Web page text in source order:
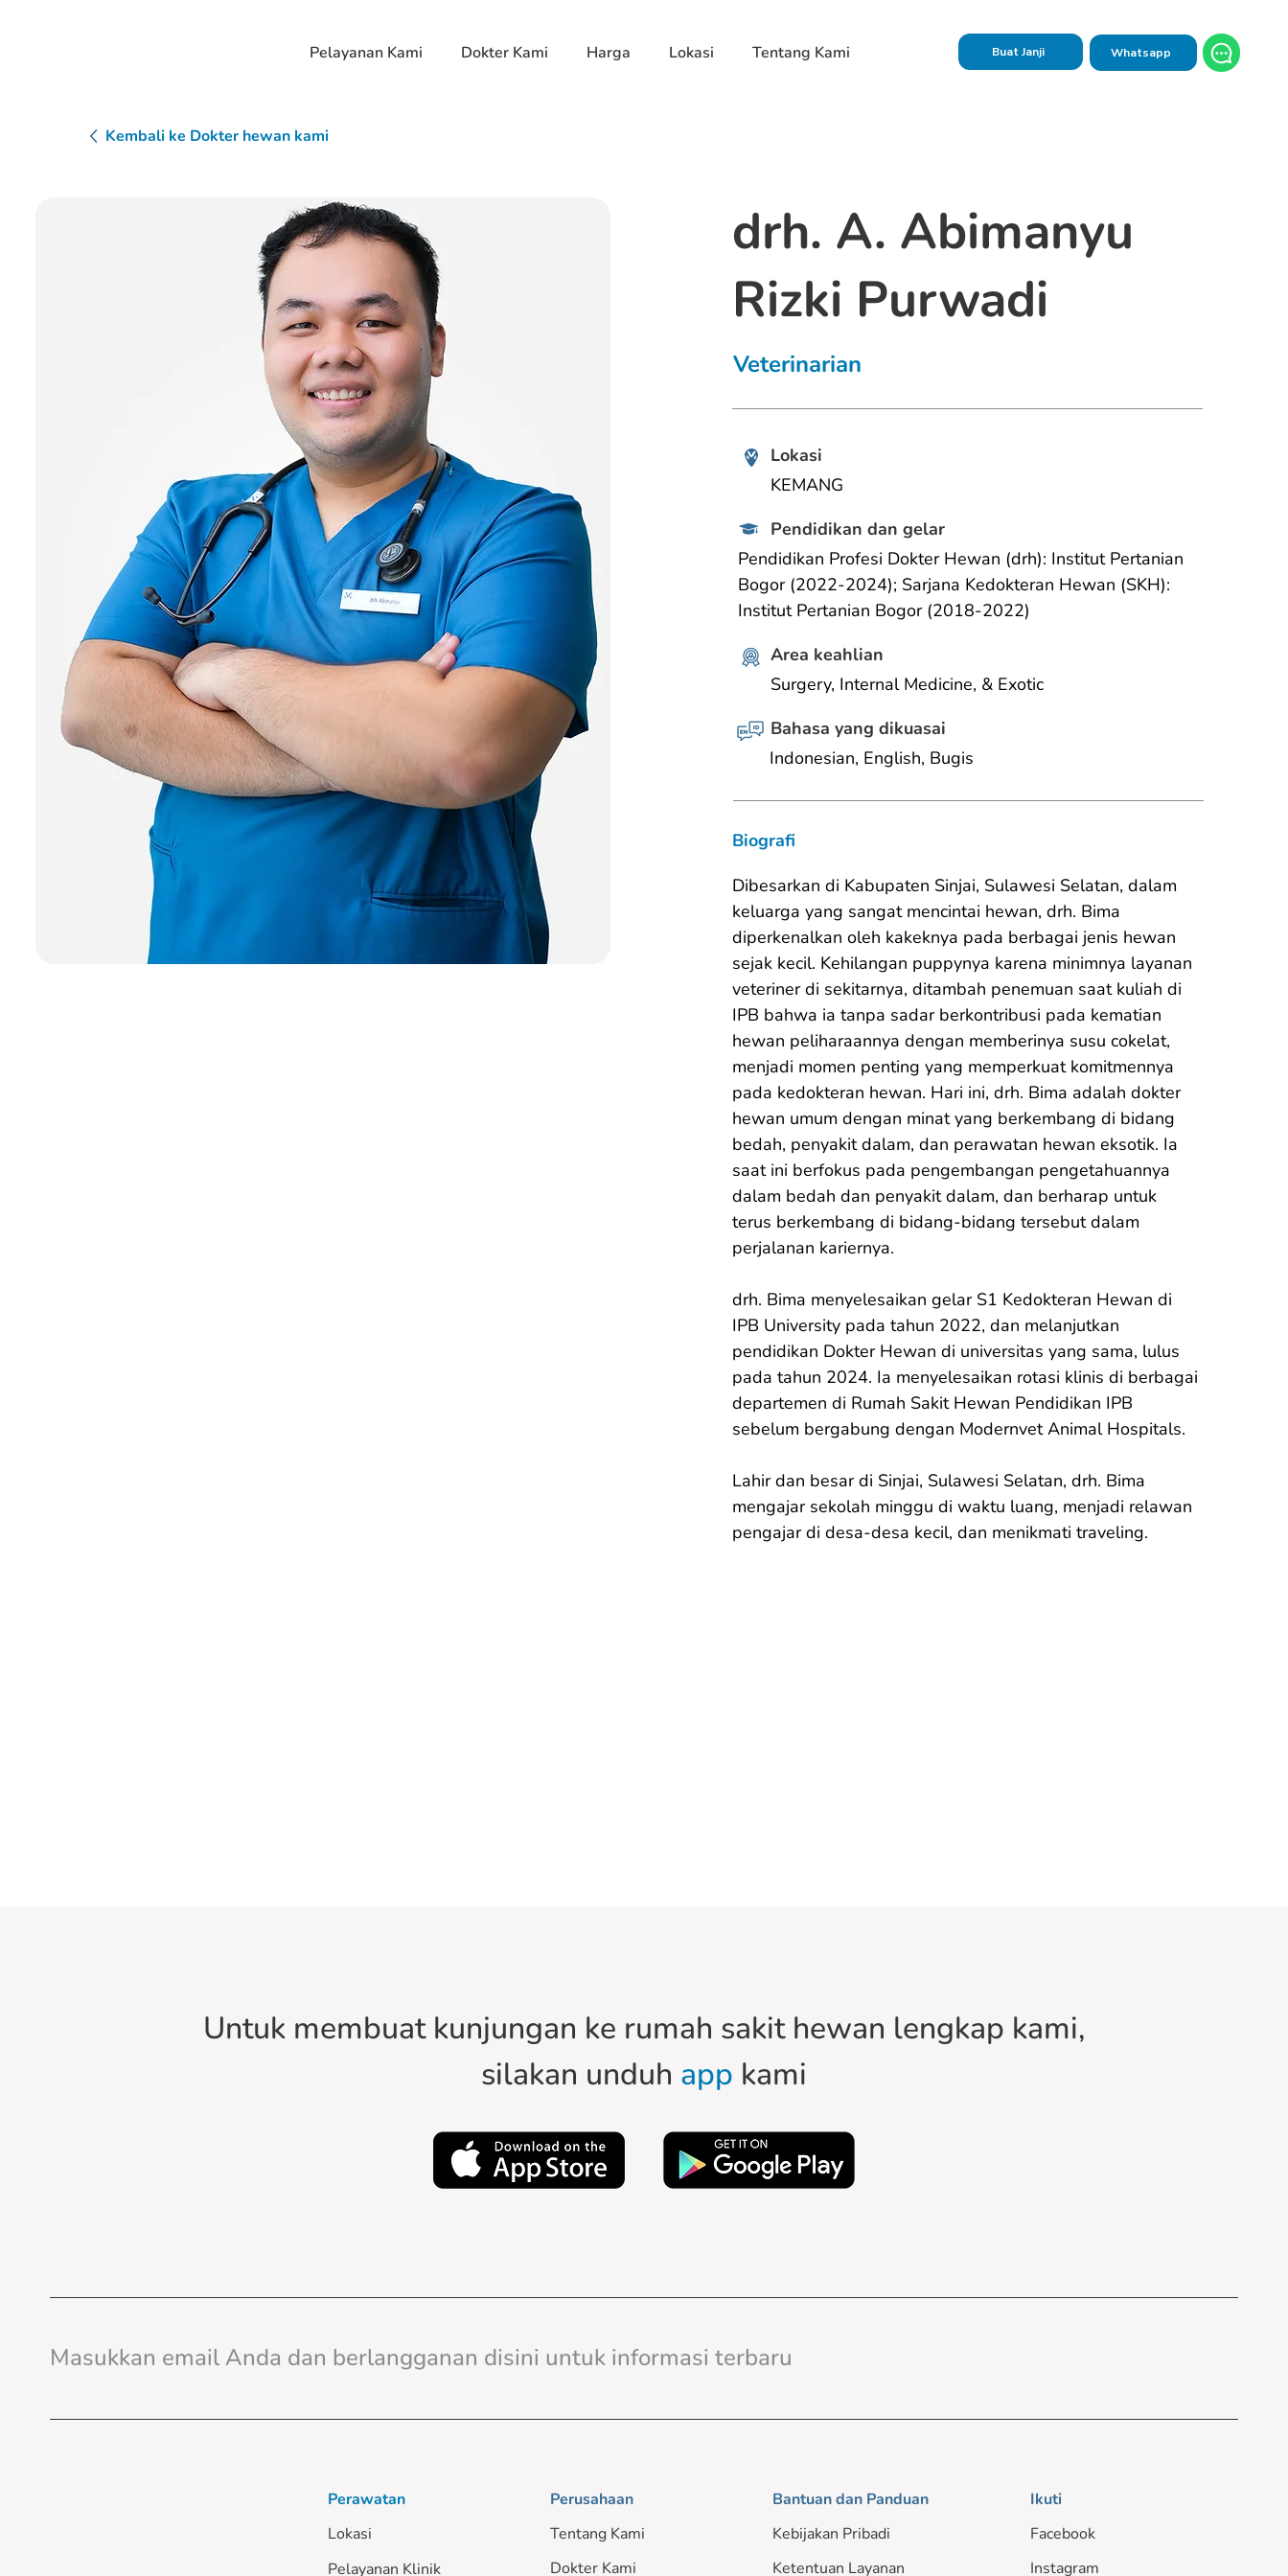
Pelayanan Kami Dokter Kami Harga Lokasi Tentang Kami Buat Janji Whatsapp
Kembali ke Dokter hewan kami
drh. A. Abimanyu
Rizki Purwadi
Veterinarian
Lokasi
KEMANG
Pendidikan dan gelar
Pendidikan Profesi Dokter Hewan (drh): Institut Pertanian
Bogor (2022-2024); Sarjana Kedokteran Hewan (SKH):
Institut Pertanian Bogor (2018-2022)
Area keahlian
Surgery, Internal Medicine, & Exotic
Bahasa yang dikuasai
Indonesian, English, Bugis
Biografi
Dibesarkan di Kabupaten Sinjai, Sulawesi Selatan, dalam
keluarga yang sangat mencintai hewan, drh. Bima
diperkenalkan oleh kakeknya pada berbagai jenis hewan
sejak kecil. Kehilangan puppynya karena minimnya layanan
veteriner di sekitarnya, ditambah penemuan saat kuliah di
IPB bahwa ia tanpa sadar berkontribusi pada kematian
hewan peliharaannya dengan memberinya susu cokelat,
menjadi momen penting yang memperkuat komitmennya
pada kedokteran hewan. Hari ini, drh. Bima adalah dokter
hewan umum dengan minat yang berkembang di bidang
bedah, penyakit dalam, dan perawatan hewan eksotik. Ia
saat ini berfokus pada pengembangan pengetahuannya
dalam bedah dan penyakit dalam, dan berharap untuk
terus berkembang di bidang-bidang tersebut dalam
perjalanan kariernya.
drh. Bima menyelesaikan gelar S1 Kedokteran Hewan di
IPB University pada tahun 2022, dan melanjutkan
pendidikan Dokter Hewan di universitas yang sama, lulus
pada tahun 2024. Ia menyelesaikan rotasi klinis di berbagai
departemen di Rumah Sakit Hewan Pendidikan IPB
sebelum bergabung dengan Modernvet Animal Hospitals.
Lahir dan besar di Sinjai, Sulawesi Selatan, drh. Bima
mengajar sekolah minggu di waktu luang, menjadi relawan
pengajar di desa-desa kecil, dan menikmati traveling.
Untuk membuat kunjungan ke rumah sakit hewan lengkap kami,
silakan unduh app kami
Perawatan
Lokasi
Pelayanan Klinik
Perusahaan
Tentang Kami
Dokter Kami
Bantuan dan Panduan
Kebijakan Pribadi
Ketentuan Layanan
Ikuti
Facebook
Instagram